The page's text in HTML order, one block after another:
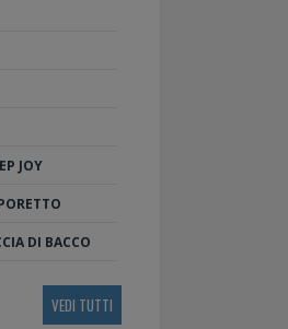
JOY
DI BACCO
VEDI TUTTI